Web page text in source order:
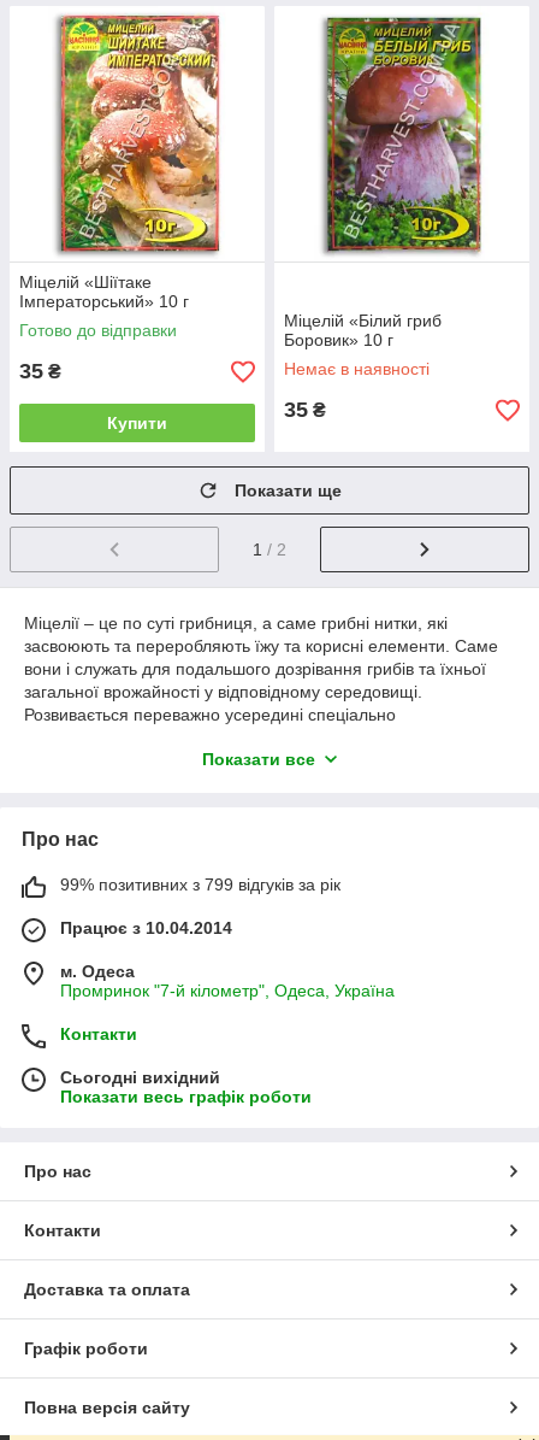
Міцелій «Шіїтаке
Імператорський» 10 г
Готово до відправки
35 ₴
Купити
Міцелій «Білий гриб
Боровик» 10 г
Немає в наявності
35 ₴
Показати ще
1 / 2
Міцелії – це по суті грибниця, а саме грибні нитки, які
засвоюють та переробляють їжу та корисні елементи. Саме
вони і служать для подальшого дозрівання грибів та їхньої
загальної врожайності у відповідному середовищі.
Розвивається переважно усередині спеціально
Дуже важливо перед початком виконати всі необхідні умови
Показати все
Про нас
99% позитивних з 799 відгуків за рік
Працює з 10.04.2014
м. Одеса
Промринок "7-й кілометр", Одеса, Україна
Контакти
Сьогодні вихідний
Показати весь графік роботи
Про нас
Контакти
Доставка та оплата
Графік роботи
Повна версія сайту